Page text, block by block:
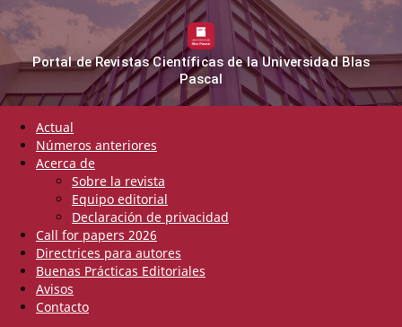
Portal de Revistas Científicas de la Universidad Blas
Pascal
Actual
Números anteriores
Acerca de
Sobre la revista
Equipo editorial
Declaración de privacidad
Call for papers 2026
Directrices para autores
Buenas Prácticas Editoriales
Avisos
Contacto